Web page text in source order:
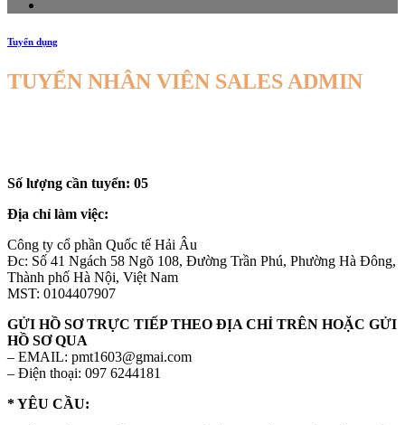
Tuyển dụng
TUYỂN NHÂN VIÊN SALES ADMIN
Số lượng cần tuyển: 05
Địa chỉ làm việc:
Công ty cổ phần Quốc tế Hải Âu
Đc: Số 41 Ngách 58 Ngõ 108, Đường Trần Phú, Phường Hà Đông,
Thành phố Hà Nội, Việt Nam
MST: 0104407907
GỬI HỒ SƠ TRỰC TIẾP THEO ĐỊA CHỈ TRÊN HOẶC GỬI
HỒ SƠ QUA
– EMAIL: pmt1603@gmai.com
– Điện thoại: 097 6244181
* YÊU CẦU: